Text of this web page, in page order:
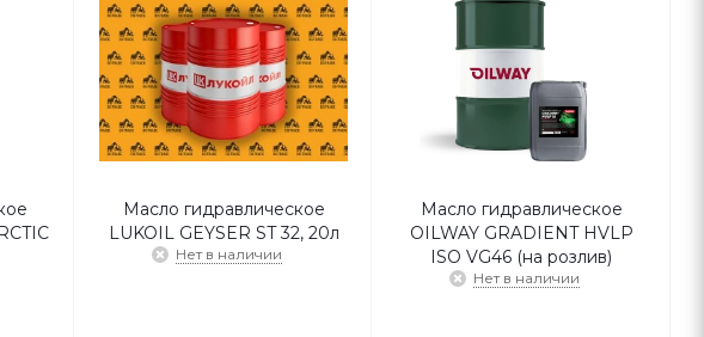
Масло гидравлическое
LUKOIL GEYSER ST 32, 20л
Нет в наличии
Масло гидравлическое
OILWAY GRADIENT HVLP
ISO VG46 (на розлив)
Нет в наличии